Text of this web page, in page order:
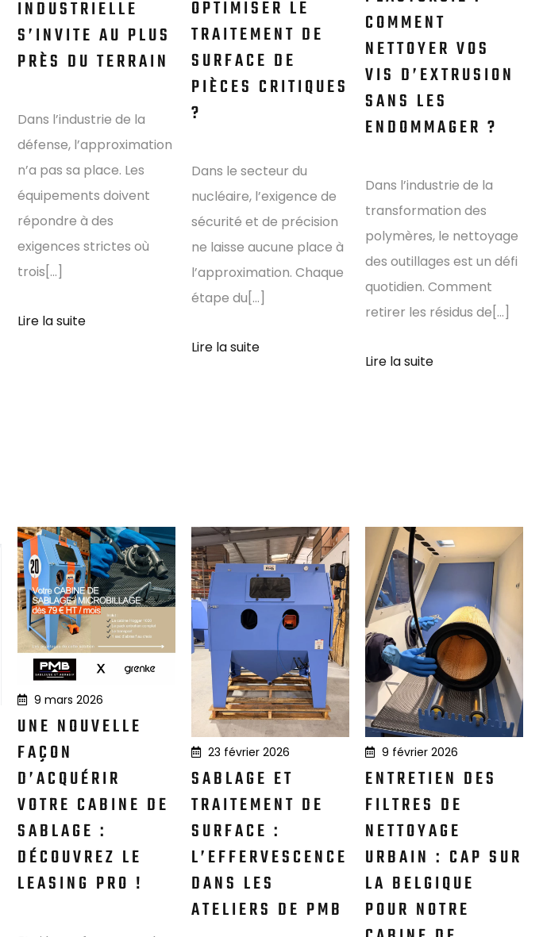
INDUSTRIELLE
S’INVITE AU PLUS
PRÈS DU TERRAIN
Dans l’industrie de la
défense, l’approximation
n’a pas sa place. Les
équipements doivent
répondre à des
exigences strictes où
trois[...]
Lire la suite
OPTIMISER LE
TRAITEMENT DE
SURFACE DE
PIÈCES CRITIQUES
?
Dans le secteur du
nucléaire, l’exigence de
sécurité et de précision
ne laisse aucune place à
l’approximation. Chaque
étape du[...]
Lire la suite
COMMENT
NETTOYER VOS
VIS D’EXTRUSION
SANS LES
ENDOMMAGER ?
Dans l’industrie de la
transformation des
polymères, le nettoyage
des outillages est un défi
quotidien. Comment
retirer les résidus de[...]
Lire la suite
9 mars 2026
UNE NOUVELLE
FAÇON
D’ACQUÉRIR
VOTRE CABINE DE
SABLAGE :
DÉCOUVREZ LE
LEASING PRO !
23 février 2026
SABLAGE ET
TRAITEMENT DE
SURFACE :
L’EFFERVESCENCE
DANS LES
ATELIERS DE PMB
9 février 2026
ENTRETIEN DES
FILTRES DE
NETTOYAGE
URBAIN : CAP SUR
LA BELGIQUE
POUR NOTRE